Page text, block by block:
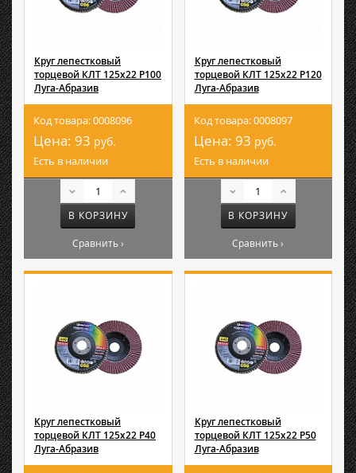
Круг лепестковый
торцевой КЛТ 125х22 Р100
Луга-Абразив
Код товара: 0008096
Цена: 93 руб.
Есть в наличии
В КОРЗИНУ
Сравнить ›
Круг лепестковый
торцевой КЛТ 125х22 Р120
Луга-Абразив
Код товара: 0008097
Цена: 93 руб.
Есть в наличии
В КОРЗИНУ
Сравнить ›
Круг лепестковый
торцевой КЛТ 125х22 Р40
Луга-Абразив
Круг лепестковый
торцевой КЛТ 125х22 Р50
Луга-Абразив